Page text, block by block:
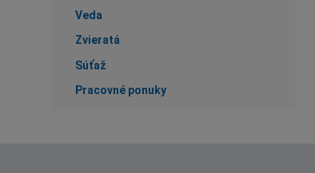
Veda
Zvieratá
Súťaž
Pracovné ponuky